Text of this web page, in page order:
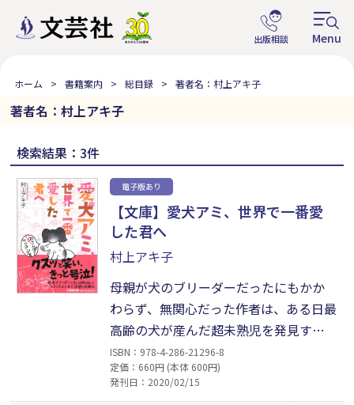
ホーム 書籍案内 総目録 著者名：村上アキ子
著者名：村上アキ子
検索結果：3件
電子版あり
【文庫】愛犬アミ、世界で一番愛
した君へ
村上アキ子
母親が犬のブリーダーだったにもかか
わらず、無関心だった作者は、ある日最
高齢の犬が産んだ超未熟児を発見す
る。わずか90グラムしかなく、心停止
を起こしていた。懸命の措置を施し、
どうにか一命をとりとめる中で、母性の
ISBN：978-4-286-21296-8
定価：660円 (本体 600円)
発刊日：2020/02/15